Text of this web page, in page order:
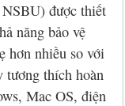
được thiết
năng bảo vệ
hơn nhiều so với
tương thích hoàn
Mac OS, điện